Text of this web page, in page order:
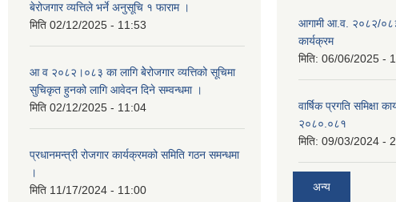
बेरोजगार व्यत्तिले भर्ने अनुसूचि १ फाराम ।
मिति 02/12/2025 - 11:53
आ व २०८२।०८३ का लागि बेेरोजगार व्यत्तिको सूचिमा
सुचिकृत हुनको लागि आवेदन दिने सम्वन्धमा ।
मिति 02/12/2025 - 11:04
प्रधानमन्त्री रोजगार कार्यक्रमको समिति गठन समन्धमा
।
मिति 11/17/2024 - 11:00
आगामी आ.व. २०८२/०८३
कार्यक्रम
मिति: 06/06/2025 -
वार्षिक प्रगति समिक्षा
२०८०.०८१
मिति: 09/03/2024 -
अन्य